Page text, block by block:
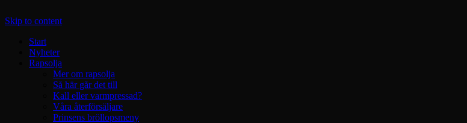
Skip to content
Start
Nyheter
Rapsolja
Mer om rapsolja
Så här går det till
Kall eller varmpressad?
Våra återförsäljare
Prinsens bröllopsmeny